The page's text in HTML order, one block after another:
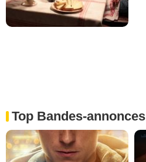
Top Bandes-annonces